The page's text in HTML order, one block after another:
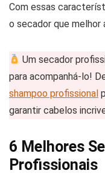
Com essas
o secador que melhor
Um secador
para acompanhá-lo!
shampoo profissional
garantir cabelos
6 Melhores
Profissionais